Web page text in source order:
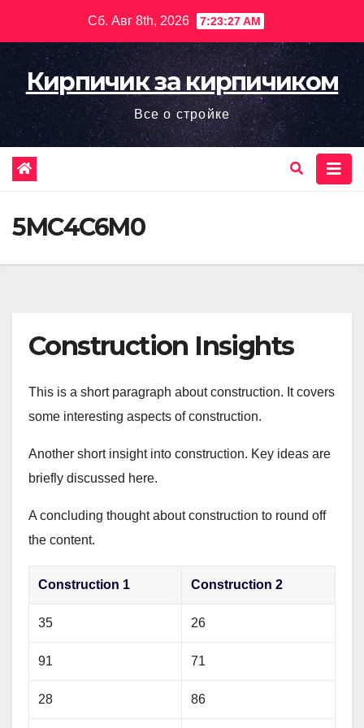
содержимому
Сб. Авг 8th, 2026 7:23:29 AM
Кирпичик за кирпичиком
Все о стройке
5MC4C6M0
Construction Insights
This is a short paragraph about construction. It covers
some interesting aspects of construction.
Another short insight into construction. Key ideas are
briefly discussed here.
A concluding thought about construction to round off
the content.
Construction 1 Construction 2
35 26
91 71
28 86